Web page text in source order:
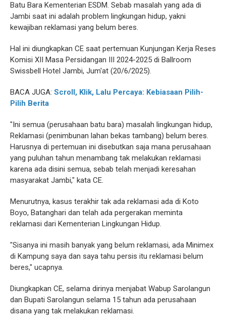
Batu Bara Kementerian ESDM. Sebab masalah yang ada di
Jambi saat ini adalah problem lingkungan hidup, yakni
kewajiban reklamasi yang belum beres.
Hal ini diungkapkan CE saat pertemuan Kunjungan Kerja Reses
Komisi XII Masa Persidangan III 2024-2025 di Ballroom
Swissbell Hotel Jambi, Jum'at (20/6/2025).
BACA JUGA: Scroll, Klik, Lalu Percaya: Kebiasaan Pilih-
Pilih Berita
"Ini semua (perusahaan batu bara) masalah lingkungan hidup,
Reklamasi (penimbunan lahan bekas tambang) belum beres.
Harusnya di pertemuan ini disebutkan saja mana perusahaan
yang puluhan tahun menambang tak melakukan reklamasi
karena ada disini semua, sebab telah menjadi keresahan
masyarakat Jambi," kata CE.
Menurutnya, kasus terakhir tak ada reklamasi ada di Koto
Boyo, Batanghari dan telah ada pergerakan meminta
reklamasi dari Kementerian Lingkungan Hidup.
"Sisanya ini masih banyak yang belum reklamasi, ada Minimex
di Kampung saya dan saya tahu persis itu reklamasi belum
beres," ucapnya.
Diungkapkan CE, selama dirinya menjabat Wabup Sarolangun
dan Bupati Sarolangun selama 15 tahun ada perusahaan
disana yang tak melakukan reklamasi.